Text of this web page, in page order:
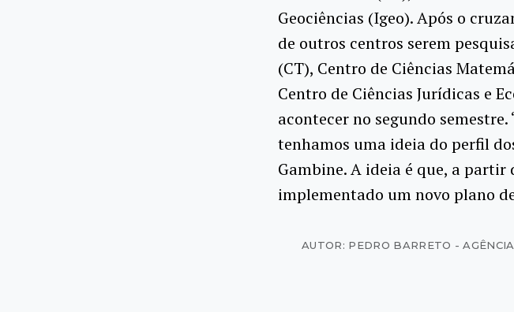
Geociências (Igeo). Após o
de outros centros serem
(CT), Centro de Ciências
Centro de Ciências Jurídicas e
acontecer no segundo
tenhamos uma ideia do perfil
Gambine. A ideia é que, a partir
implementado um novo plano
AUTOR: PEDRO BARRETO -